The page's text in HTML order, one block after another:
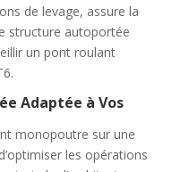
de levage, assure la
structure autoportée
un pont roulant
Adaptée à Vos
monopoutre sur une
les opérations